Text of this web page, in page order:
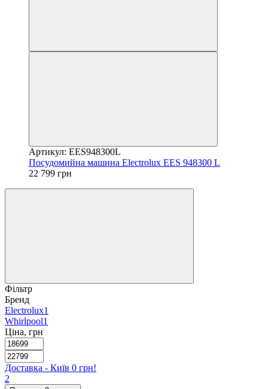
Артикул: EES948300L
Посудомийна машина Electrolux EES 948300 L
22 799 грн
Фільтр
Бренд
Electrolux1
Whirlpool1
Ціна, грн
Доставка - Київ 0 грн!
2